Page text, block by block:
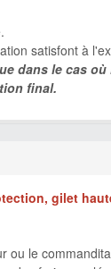
satisfont à
dans le cas
final.
gilet
ou le